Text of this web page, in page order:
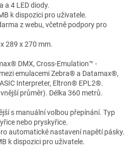
a 4 LED diody.
k dispozici pro uživatele.
z webu, včetně podpory pro
289 x 270 mm.
DMX, Cross-Emulation™ -
emulacemi Zebra® a Datamax®,
Interpreter, Eltron® EPL2®.
průměr). Délka 360 metrů.
s manuální volbou přepínání. Typ
nebo pryskyřice.
automatické nastavení napětí pásky.
k dispozici pro uživatele.